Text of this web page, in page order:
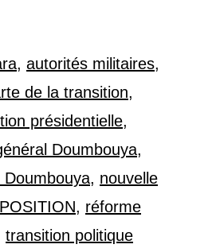
, autorités militaires,
de la transition,
présidentielle,
Doumbouya,
Doumbouya, nouvelle
, réforme
transition politique